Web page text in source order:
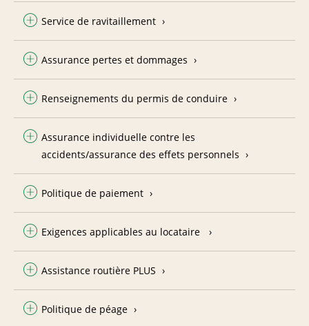
Service de ravitaillement
Assurance pertes et dommages
Renseignements du permis de conduire
Assurance individuelle contre les
accidents/assurance des effets personnels
Politique de paiement
Exigences applicables au locataire
Assistance routière PLUS
Politique de péage